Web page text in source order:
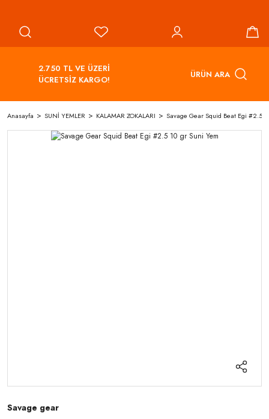
2.750 TL VE ÜZERİ
ÜCRETSİZ KARGO!
ÜRÜN ARA
Anasayfa SUNİ YEMLER KALAMAR ZOKALARI Savage Gear Squid Beat Egi #2.5
Savage gear